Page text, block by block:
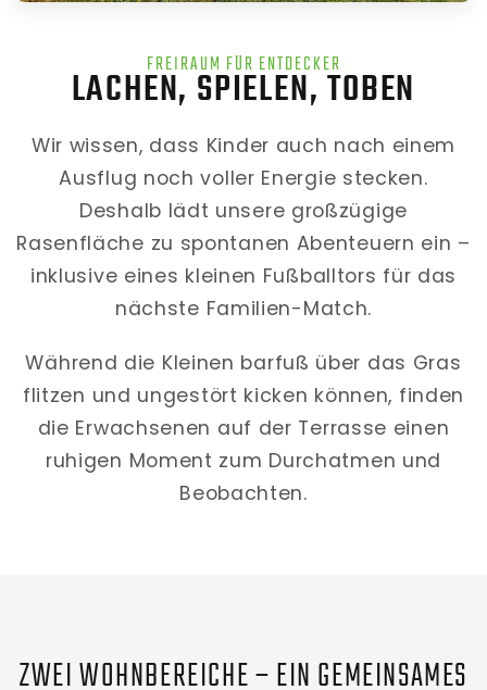
FREIRAUM FÜR ENTDECKER
LACHEN, SPIELEN, TOBEN
Wir wissen, dass Kinder auch nach einem
Ausflug noch voller Energie stecken.
Deshalb lädt unsere großzügige
Rasenfläche zu spontanen Abenteuern ein –
inklusive eines kleinen Fußballtors für das
nächste Familien-Match.
Während die Kleinen barfuß über das Gras
flitzen und ungestört kicken können, finden
die Erwachsenen auf der Terrasse einen
ruhigen Moment zum Durchatmen und
Beobachten.
ZWEI WOHNBEREICHE – EIN GEMEINSAMES